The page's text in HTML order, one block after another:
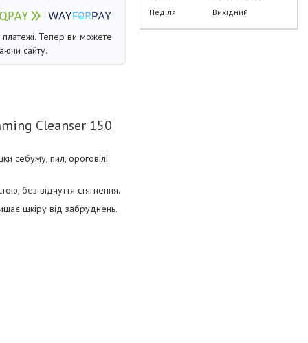
платежі. Тепер ви можете
сайту.
Cleanser 150
себуму, пил, ороговілі
без відчуття стягнення.
шкіру від забруднень.
Неділя
Вихідний